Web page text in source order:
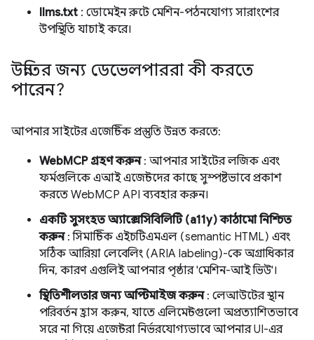
llms.txt : ডোমেইন রুটে মেশিন-পঠনযোগ্য সারাংশের
উপস্থিতি যাচাই করে।
উন্নতির জন্য ডেভেলপাররা কী করতে
পারেন?
আপনার সাইটের এজেন্টিক প্রস্তুতি উন্নত করতে:
WebMCP গ্রহণ করুন: আপনার সাইটের লজিক এবং
ফর্মগুলিকে এআই এজেন্টদের কাছে সুস্পষ্টভাবে প্রকাশ
করতে WebMCP API ব্যবহার করুন।
একটি সুসংহত অ্যাক্সেসিবিলিটি (a11y) কাঠামো নিশ্চিত
করুন: সিমান্টিক এইচটিএমএল (semantic HTML) এবং
সঠিক আরিয়া লেবেলিং (ARIA labeling)-কে অগ্রাধিকার
দিন, কারণ এগুলিই আপনার পৃষ্ঠার 'মেশিন-আই ভিউ'।
স্থিতিশীলতার জন্য অপ্টিমাইজ করুন: লেআউটের স্থান
পরিবর্তন হ্রাস করুন, যাতে এলিমেন্টগুলো অপ্রত্যাশিতভাবে
সরে না গিয়ে এজেন্টরা নির্ভরযোগ্যভাবে আপনার UI-এর